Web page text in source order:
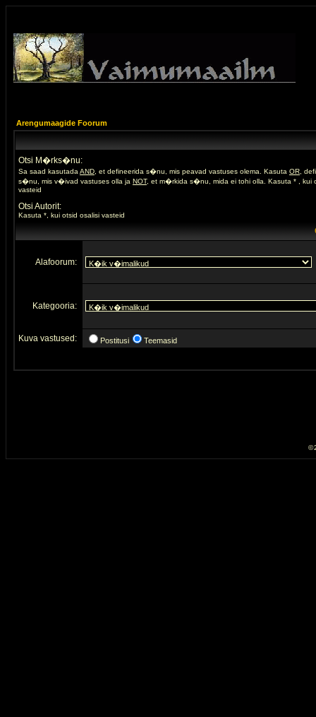
Arengumaagide Foorum
Otsi M�rks�nu:
Sa saad kasutada AND , et defineerida s�nu, mis peavad vastuses olema. Kasuta OR ,
s�nu, mis v�ivad vastuses olla ja NOT, et m�rkida s�nu, mida ei tohi olla. Kasuta * , kui
vasteid
Otsi Autorit:
Kasuta *, kui otsid osalisi vasteid
Alafoorum:
Kategooria:
Kuva vastused: Postitusi Teemasid
©